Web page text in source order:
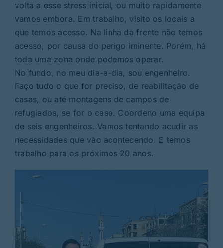
volta a esse stress inicial, ou muito rapidamente
vamos embora. Em trabalho, visito os locais a
que temos acesso. Na linha da frente não temos
acesso, por causa do perigo iminente. Porém, há
toda uma zona onde podemos operar.
No fundo, no meu dia-a-dia, sou engenheiro.
Faço tudo o que for preciso, de reabilitação de
casas, ou até montagens de campos de
refugiados, se for o caso. Coordeno uma equipa
de seis engenheiros. Vamos tentando acudir as
necessidades que vão acontecendo. E temos
trabalho para os próximos 20 anos.